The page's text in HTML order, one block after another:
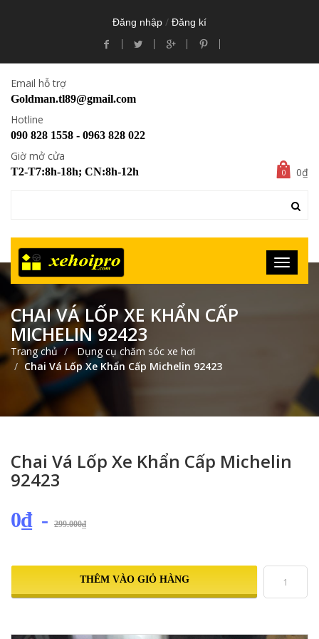
Đăng nhập / Đăng kí
Email hỗ trợ
Goldman.tl89@gmail.com
Hotline
090 828 1558 - 0963 828 022
Giờ mở cửa
T2-T7:8h-18h; CN:8h-12h 0 0₫
CHAI VÁ LỐP XE KHẨN CẤP
MICHELIN 92423
Trang chủ
Dụng cụ chăm sóc xe hơi
Chai Vá Lốp Xe Khẩn Cấp Michelin 92423
Chai Vá Lốp Xe Khẩn Cấp Michelin
92423
0₫ - 299.000₫
THÊM VÀO GIỎ HÀNG